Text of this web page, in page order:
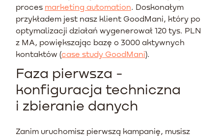
proces marketing automation . Doskonałym
przykładem jest nasz klient GoodMani, który po
optymalizacji działań wygenerował 120 tys. PLN
z MA, powiększając bazę o 3000 aktywnych
kontaktów (case study GoodMani).
Faza pierwsza -
konfiguracja techniczna
i zbieranie danych
Zanim uruchomisz pierwszą kampanię, musisz